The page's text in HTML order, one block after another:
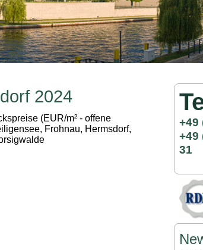
2024
(EUR/m² - offene
Frohnau, Hermsdorf,
+49
+49
31